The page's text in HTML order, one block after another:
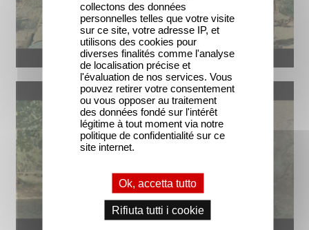
collectons des données
personnelles telles que votre visite
sur ce site, votre adresse IP, et
utilisons des cookies pour
diverses finalités comme l'analyse
de localisation précise et
l'évaluation de nos services. Vous
pouvez retirer votre consentement
ou vous opposer au traitement
des données fondé sur l'intérêt
légitime à tout moment via notre
politique de confidentialité sur ce
site internet.
Ok, accetta tutto
Rifiuta tutti i cookie